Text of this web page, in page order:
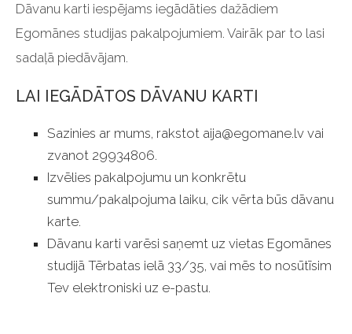
Dāvanu karti iespējams iegādāties dažādiem
Egomānes studijas pakalpojumiem. Vairāk par to lasi
sadaļā piedāvājam.
LAI IEGĀDĀTOS DĀVANU KARTI
Sazinies ar mums, rakstot aija@egomane.lv vai
zvanot 29934806.
Izvēlies pakalpojumu un konkrētu
summu/pakalpojuma laiku, cik vērta būs dāvanu
karte.
Dāvanu karti varēsi saņemt uz vietas Egomānes
studijā Tērbatas ielā 33/35, vai mēs to nosūtīsim
Tev elektroniski uz e-pastu.